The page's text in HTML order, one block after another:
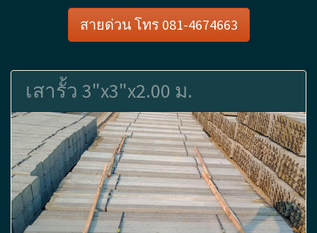
สายด่วน โทร 081-4674663
เสารั้ว 3"x3"x2.00 ม.